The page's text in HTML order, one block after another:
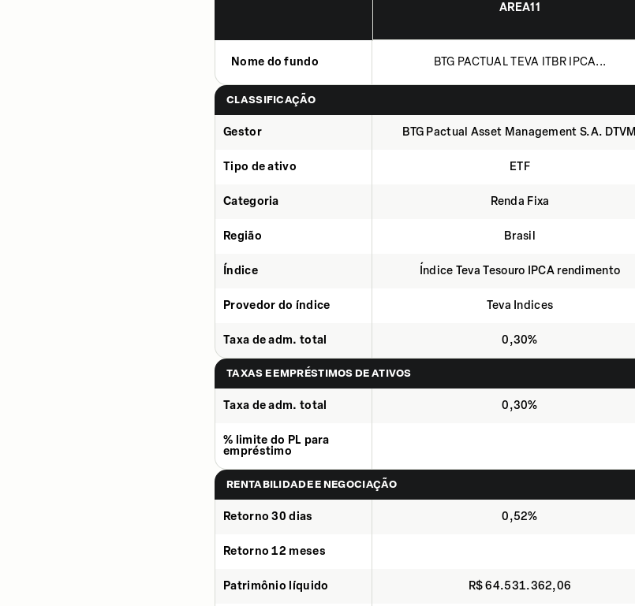
AREA11
Nome do fundo BTG PACTUAL TEVA ITBR IPCA...
CLASSIFICAÇÃO
Gestor BTG Pactual Asset Management S.A. DTVM
Tipo de ativo ETF
Categoria Renda Fixa
Região Brasil
Índice Índice Teva Tesouro IPCA rendimento
Provedor do índice Teva Indices
Taxa de adm. total 0,30%
TAXAS E EMPRÉSTIMOS DE ATIVOS
Taxa de adm. total 0,30%
% limite do PL para
empréstimo
RENTABILIDADE E NEGOCIAÇÃO
Retorno 30 dias 0,52%
Retorno 12 meses
Patrimônio líquido R$ 64.531.362,06